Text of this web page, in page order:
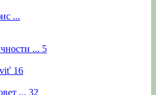
...
... 5
16
... 32